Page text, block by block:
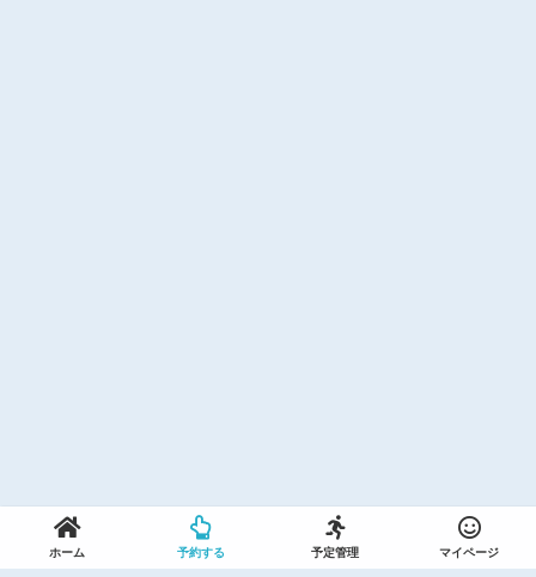
ホーム 予約する 予定管理 マイページ